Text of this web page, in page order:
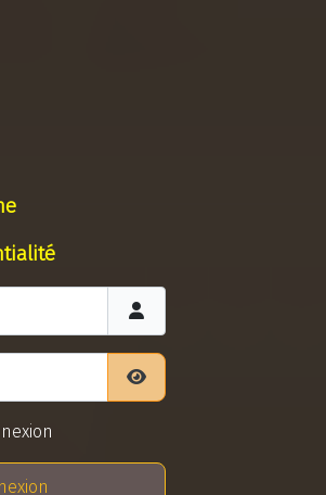
Afficher le mot de